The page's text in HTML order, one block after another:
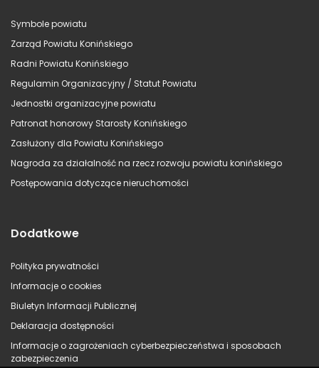
Symbole powiatu
Zarząd Powiatu Konińskiego
Radni Powiatu Konińskiego
Regulamin Organizacyjny / Statut Powiatu
Jednostki organizacyjne powiatu
Patronat honorowy Starosty Konińskiego
Zasłużony dla Powiatu Konińskiego
Nagroda za działalność na rzecz rozwoju powiatu konińskiego
Postępowania dotyczące nieruchomości
Dodatkowe
Polityka prywatności
Informacje o cookies
Biuletyn Informacji Publicznej
Deklaracja dostępności
Informacje o zagrożeniach cyberbezpieczeństwa i sposobach
zabezpieczenia